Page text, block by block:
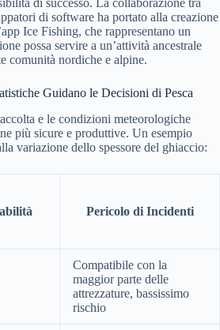
di successo. La collaborazione tra
di software ha portato alla creazione
Ice Fishing, che rappresentano un
possa servire a un’attività ancestrale
comunità nordiche e alpine.
Guidano le Decisioni di Pesca
e le condizioni meteorologiche
più sicure e produttive. Un esempio
variazione dello spessore del ghiaccio:
Pericolo di Incidenti
Compatibile con la
maggior parte delle
attrezzature, bassissimo
rischio